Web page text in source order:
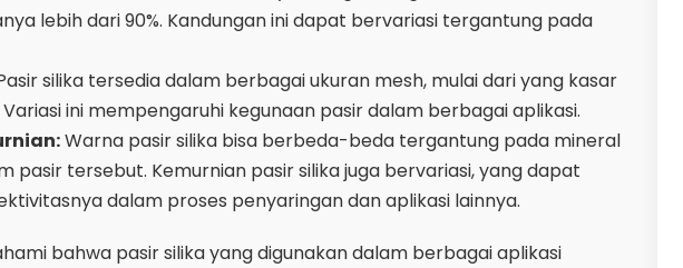
lebih dari 90%. Kandungan ini dapat bervariasi tergantung pada
silika tersedia dalam berbagai ukuran mesh, mulai dari yang kasar
ini mempengaruhi kegunaan pasir dalam berbagai aplikasi.
Warna pasir silika bisa berbeda-beda tergantung pada mineral
pasir tersebut. Kemurnian pasir silika juga bervariasi, yang dapat
dalam proses penyaringan dan aplikasi lainnya.
bahwa pasir silika yang digunakan dalam berbagai aplikasi